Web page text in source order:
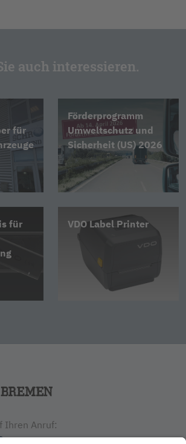
auch interessieren.
für
Förderprogramm
Umweltschutz und
Sicherheit (US) 2026
für
VDO Label Printer
Ihren Anruf: